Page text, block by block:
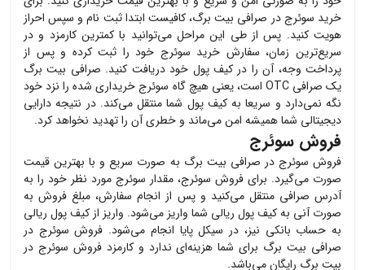
خرید سوئرجدر صرافی بیت برگ، کافیست ابتدا ثبت نام و سپس احراز
هویت کنید. پس از طی این مراحل می‌توانید با کمترین کارمزد و در
سریع‌ترین زمان، سفارش خرید سوئرج خود را ثبت کرده و پس از
پرداخت وجه، آن را در کیف پول خود دریافت کنید. صرافی بیت برگ
یک صرافی OTC است، یعنی هیچ گاه
سوئرج خریداری شده را نزد خود
نگه نمی‌دارد و سریعا به کیف پول شما منتقل می‌کند. در نتیجه دارایی
دیجیتالی شما همیشه امن می‌ماند و خطری آن را تهدید نخواهد کرد.
فروش سوئرج
فروش سوئرج در صرافی بیت برگ به صورت سریع و با بهترین قیمت
صورت می‌گیرد. برای فروش سوئرج، مقدار سوئرج مورد نظر خود را به
آدرس صرافی منتقل می‌کنید و پس از انجام سفارش، مبلغ فروش به
صورت آنی به کیف پول ریالی شما واریز می‌شود. واریز از کیف پول ریالی
به حساب بانکی نیز، در سیکل پایا انجام می‌شود. فروش سوئرج در
صرافی بیت برگ برای شما هزینه‌ای ندارد و کارمزد فروش سوئرج در
بیت برگ رایگان می‌باشد.